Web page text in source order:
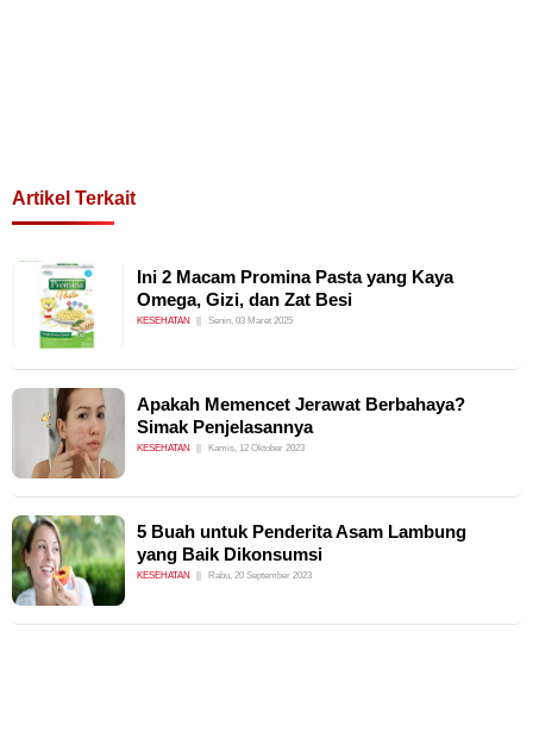
Artikel Terkait
Ini 2 Macam Promina Pasta yang Kaya
Omega, Gizi, dan Zat Besi
KESEHATAN Senin, 03 Maret 2025
Apakah Memencet Jerawat Berbahaya?
Simak Penjelasannya
KESEHATAN Kamis, 12 Oktober 2023
5 Buah untuk Penderita Asam Lambung
yang Baik Dikonsumsi
KESEHATAN Rabu, 20 September 2023